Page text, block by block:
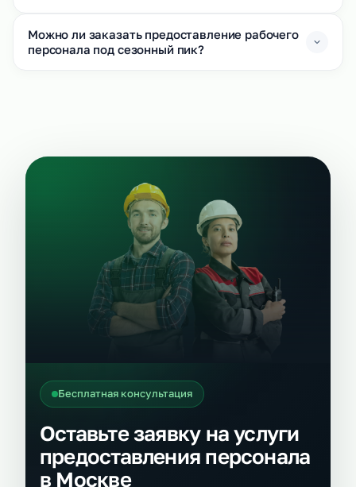
Можно ли заказать предоставление рабочего
персонала под сезонный пик?
Бесплатная консультация
Оставьте заявку на услуги
предоставления персонала
в Москве